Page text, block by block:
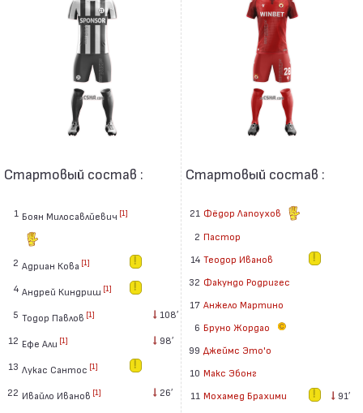
Стартовый состав :
1 Боян Милосавлйевич [1]
2 Адриан Кова [1]
4 Андрей Киндриш [1]
5 Тодор Павлов [1] 108′
12 Ефе Али [1] 98′
13 Лукас Сантос [1]
22 Ивайло Иванов [1] 26′
Стартовый состав :
21 Фёдор Лапоухов
2 Пастор
14 Теодор Иванов
32 Факундо Родригес
17 Анжело Мартино
6 Бруно Жордао
99 Джеймс Это'о
10 Макс Эбонг
11 Мохамед Брахими
91′